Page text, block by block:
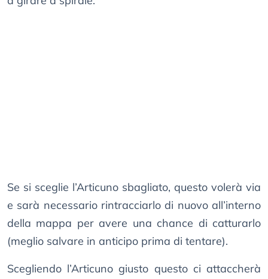
Se si sceglie l’Articuno sbagliato, questo volerà via
e sarà necessario rintracciarlo di nuovo all’interno
della mappa per avere una chance di catturarlo
(meglio salvare in anticipo prima di tentare).
Scegliendo l’Articuno giusto questo ci attaccherà